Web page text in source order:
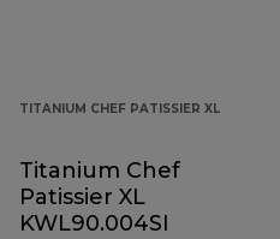
TITANIUM CHEF PATISSIER XL
Titanium Chef
Patissier XL
KWL90.004SI